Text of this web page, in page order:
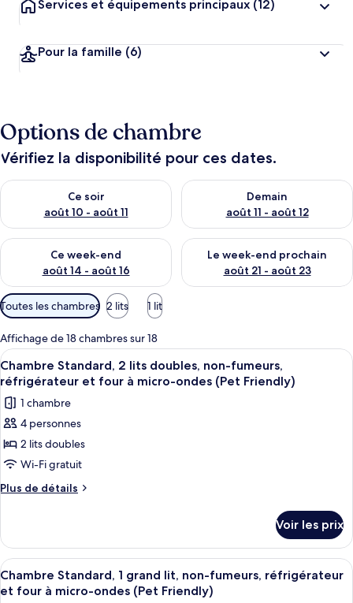
Services et équipements principaux (12)
Pour la famille (6)
Options de chambre
Vérifiez la disponibilité pour ces dates.
Ce soir
août 10 - août 11
Vérifier la disponibilité pour ce soir août 10 - août 11
Demain
août 11 - août 12
Vérifier la disponibilité pour
Ce week-end
août 14 - août 16
Vérifier la disponibilité pour ce week-end août 14 - août 16
Le week-end prochain
août 21 - août 23
Vérifier la disponibilité pour
Filtres
disponibles
pour
les
chambres
Toutes les chambres 2 lits 1 lit
Affichage de 18 chambres sur 18
Afficher
toutes
les
photos
pour
ce
type
de
Standard,
2
lits
doubles,
Une chambre d’hôtel avec deux lits,
6
Chambre Standard, 2 lits doubles, non-fumeurs,
réfrigérateur et four à micro-ondes (Pet Friendly)
1 chambre
4 personnes
2 lits doubles
Wi-Fi gratuit
Plus de détails
Plus
le
type
de
chambre
Voir les prix
Afficher
toutes
Une chambre d’hôtel avec un lit, un
6
Chambre Standard, 1 grand lit, non-fumeurs, réfrigérateur
et four à micro-ondes (Pet Friendly)